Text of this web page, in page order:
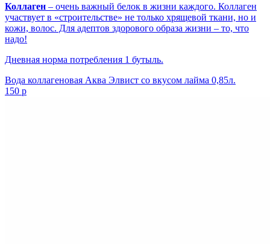
Коллаген – очень важный белок в жизни каждого. Коллаген
участвует в «строительстве» не только хрящевой ткани, но и
кожи, волос. Для адептов здорового образа жизни – то, что
надо!
Дневная норма потребления 1 бутыль.
Вода коллагеновая Аква Элвист со вкусом лайма 0,85л.
150 р